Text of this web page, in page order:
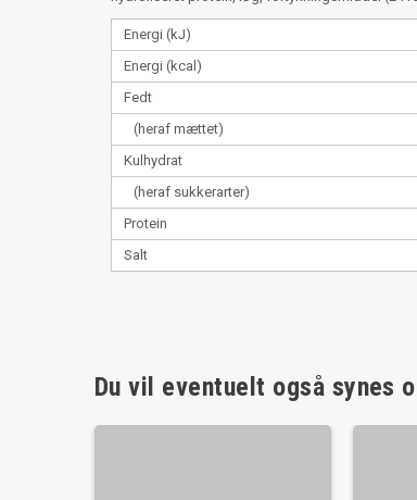
Energi (kJ)
Energi (kcal)
Fedt
(heraf mættet)
Kulhydrat
(heraf sukkerarter)
Protein
Salt
Du vil eventuelt også synes